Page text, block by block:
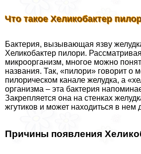
Что такое Хеликобактер
Бактерия, вызывающая язву
Хеликобактер пилори.
микроорганизм, многое можно
названия. Так, «пилори» говорит о
пилорическом канале желудка, а
организма – эта бактерия
Закрепляется она на стенках
жгутиков и может находиться в нем
Причины появления